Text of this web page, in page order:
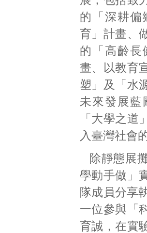
的「深耕偏
育」計畫、
的「高齡長
畫、以教育
塑」及「水
未來發展藍
「大學之道
入臺灣社會
除靜態展
學動手做」
隊成員分享
一位參與「
育誠，在實